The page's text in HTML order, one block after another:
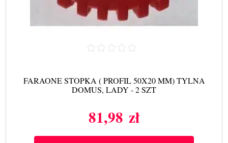
FARAONE STOPKA ( PROFIL 50X20 MM) TYLNA
DOMUS, LADY - 2 SZT
Cena
81,98 zł